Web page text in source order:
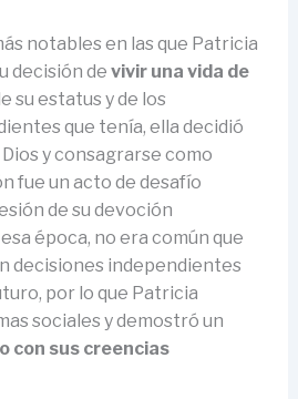
notables en las que Patricia
decisión de vivir una vida de
su estatus y de los
que tenía, ella decidió
y consagrarse como
fue un acto de desafío
de su devoción
época, no era común que
decisiones independientes
por lo que Patricia
sociales y demostró un
con sus creencias